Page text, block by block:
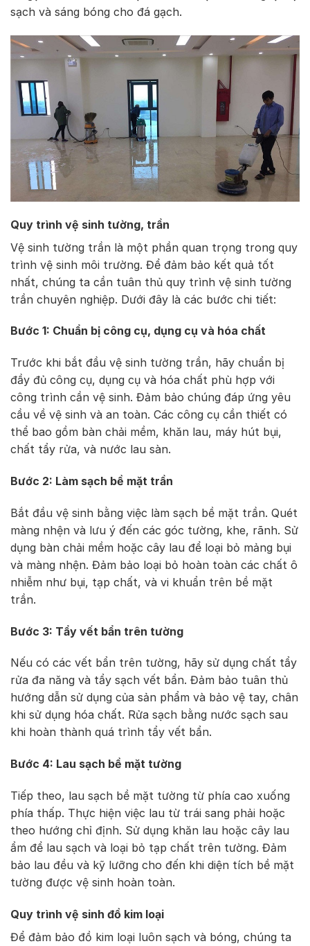
sạch và sáng bóng cho đá gạch.
Quy trình vệ sinh tường, trần
Vệ sinh tường trần là một phần quan trọng trong quy
trình vệ sinh môi trường. Để đảm bảo kết quả tốt
nhất, chúng ta cần tuân thủ quy trình vệ sinh tường
trần chuyên nghiệp. Dưới đây là các bước chi tiết:
Bước 1: Chuẩn bị công cụ, dụng cụ và hóa chất
Trước khi bắt đầu vệ sinh tường trần, hãy chuẩn bị
đầy đủ công cụ, dụng cụ và hóa chất phù hợp với
công trình cần vệ sinh. Đảm bảo chúng đáp ứng yêu
cầu về vệ sinh và an toàn. Các công cụ cần thiết có
thể bao gồm bàn chải mềm, khăn lau, máy hút bụi,
chất tẩy rửa, và nước lau sàn.
Bước 2: Làm sạch bề mặt trần
Bắt đầu vệ sinh bằng việc làm sạch bề mặt trần. Quét
màng nhện và lưu ý đến các góc tường, khe, rãnh. Sử
dụng bàn chải mềm hoặc cây lau để loại bỏ mảng bụi
và màng nhện. Đảm bảo loại bỏ hoàn toàn các chất ô
nhiễm như bụi, tạp chất, và vi khuẩn trên bề mặt
trần.
Bước 3: Tẩy vết bẩn trên tường
Nếu có các vết bẩn trên tường, hãy sử dụng chất tẩy
rửa đa năng và tẩy sạch vết bẩn. Đảm bảo tuân thủ
hướng dẫn sử dụng của sản phẩm và bảo vệ tay, chân
khi sử dụng hóa chất. Rửa sạch bằng nước sạch sau
khi hoàn thành quá trình tẩy vết bẩn.
Bước 4: Lau sạch bề mặt tường
Tiếp theo, lau sạch bề mặt tường từ phía cao xuống
phía thấp. Thực hiện việc lau từ trái sang phải hoặc
theo hướng chỉ định. Sử dụng khăn lau hoặc cây lau
ẩm để lau sạch và loại bỏ tạp chất trên tường. Đảm
bảo lau đều và kỹ lưỡng cho đến khi diện tích bề mặt
tường được vệ sinh hoàn toàn.
Quy trình vệ sinh đồ kim loại
Để đảm bảo đồ kim loại luôn sạch và bóng, chúng ta